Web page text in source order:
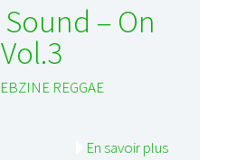
– On
REGGAE
En savoir plus